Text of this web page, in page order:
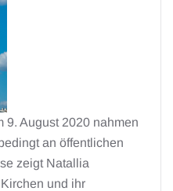
9. August 2020 nahmen
an öffentlichen
zeigt Natallia
und ihr